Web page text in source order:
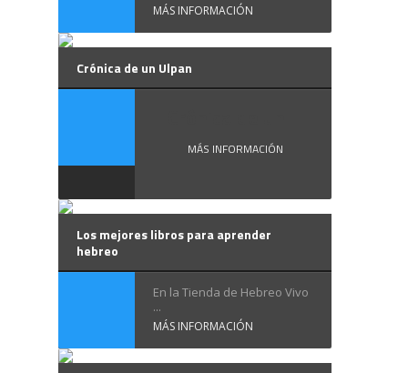
MÁS INFORMACIÓN
Crónica de un Ulpan
MÁS INFORMACIÓN
Los mejores libros para aprender
hebreo
En la Tienda de Hebreo Vivo
...
MÁS INFORMACIÓN